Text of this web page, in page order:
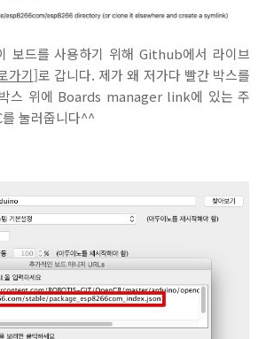
보드를 사용하기 위해 Github에서 라이브
가기]로 갑니다. 제가 왜 저가다 빨간 박스를
박스 위에 Boards manager link에 있는 주
눌러줍니다^^